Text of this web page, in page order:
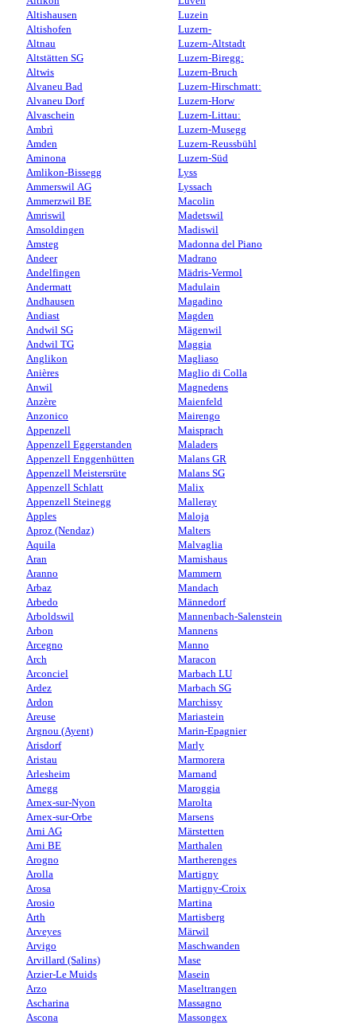
Altishausen
Altishofen
Altnau
Altstätten SG
Altwis
Alvaneu Bad
Alvaneu Dorf
Alvaschein
Ambrì
Amden
Aminona
Amlikon-Bissegg
Ammerswil AG
Ammerzwil BE
Amriswil
Amsoldingen
Amsteg
Andeer
Andelfingen
Andermatt
Andhausen
Andiast
Andwil SG
Andwil TG
Anglikon
Anières
Anwil
Anzère
Anzonico
Appenzell
Appenzell Eggerstanden
Appenzell Enggenhütten
Appenzell Meistersrüte
Appenzell Schlatt
Appenzell Steinegg
Apples
Aproz (Nendaz)
Aquila
Aran
Aranno
Arbaz
Arbedo
Arboldswil
Arbon
Arcegno
Arch
Arconciel
Ardez
Ardon
Areuse
Argnou (Ayent)
Arisdorf
Aristau
Arlesheim
Arnegg
Arnex-sur-Nyon
Arnex-sur-Orbe
Arni AG
Arni BE
Arogno
Arolla
Arosa
Arosio
Arth
Arveyes
Arvigo
Arvillard (Salins)
Arzier-Le Muids
Arzo
Ascharina
Ascona
Luzein
Luzern-
Luzern-Altstadt
Luzern-Biregg:
Luzern-Bruch
Luzern-Hirschmatt:
Luzern-Horw
Luzern-Littau:
Luzern-Musegg
Luzern-Reussbühl
Luzern-Süd
Lyss
Lyssach
Macolin
Madetswil
Madiswil
Madonna del Piano
Madrano
Mädris-Vermol
Madulain
Magadino
Magden
Mägenwil
Maggia
Magliaso
Maglio di Colla
Magnedens
Maienfeld
Mairengo
Maisprach
Maladers
Malans GR
Malans SG
Malix
Malleray
Maloja
Malters
Malvaglia
Mamishaus
Mammern
Mandach
Männedorf
Mannenbach-Salenstein
Mannens
Manno
Maracon
Marbach LU
Marbach SG
Marchissy
Mariastein
Marin-Epagnier
Marly
Marmorera
Marnand
Maroggia
Marolta
Marsens
Märstetten
Marthalen
Martherenges
Martigny
Martigny-Croix
Martina
Martisberg
Märwil
Maschwanden
Mase
Masein
Maseltrangen
Massagno
Massongex